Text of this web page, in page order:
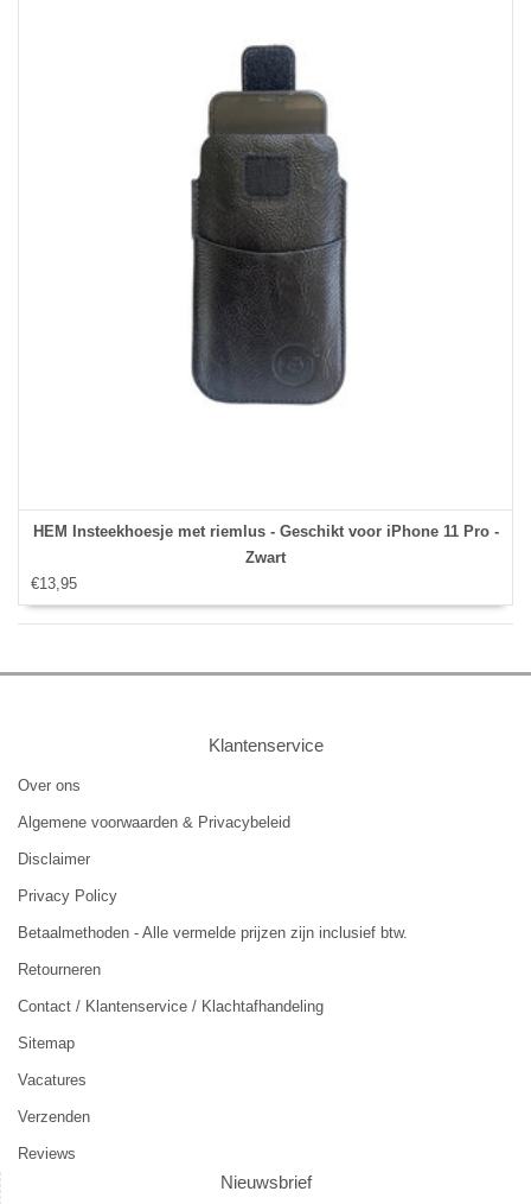
HEM Insteekhoesje met riemlus - Geschikt voor iPhone 11 Pro -
Zwart
€13,95
Klantenservice
Over ons
Algemene voorwaarden & Privacybeleid
Disclaimer
Privacy Policy
Betaalmethoden - Alle vermelde prijzen zijn inclusief btw.
Retourneren
Contact / Klantenservice / Klachtafhandeling
Sitemap
Vacatures
Verzenden
Reviews
Nieuwsbrief